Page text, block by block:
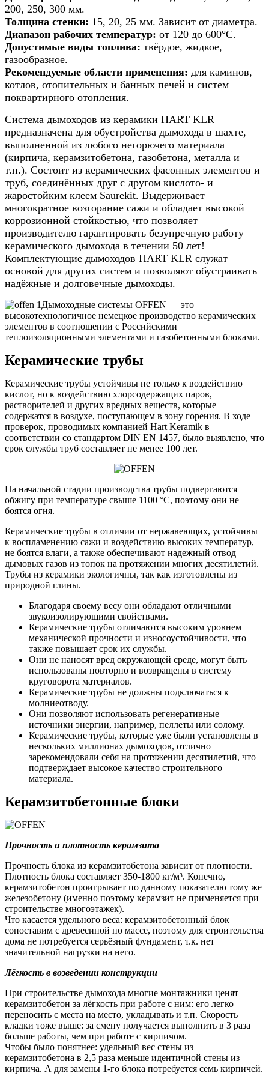
h
11м
200, 250, 300 мм.
Толщина стенки: 15, 20, 25 мм. Зависит от диаметра.
Диапазон рабочих температур: от 120 до 600°С.
Допустимые виды топлива: твёрдое, жидкое,
газообразное.
Рекомендуемые области применения: для каминов,
котлов, отопительных и банных печей и систем
поквартирного отопления.
Система дымоходов из керамики HART KLR
предназначена для обустройства дымохода в шахте,
выполненной из любого негорючего материала
(кирпича, керамзитобетона, газобетона, металла и
т.п.). Состоит из керамических фасонных элементов и
труб, соединённых друг с другом кислото- и
жаростойким клеем Saurekit. Выдерживает
многократное возгорание сажи и обладает высокой
коррозионной стойкостью, что позволяет
производителю гарантировать безупречную работу
керамического дымохода в течении 50 лет!
Комплектующие дымоходов HART KLR служат
основой для других систем и позволяют обустраивать
надёжные и долговечные дымоходы.
Дымоходные системы OFFEN — это
высокотехнологичное немецкое производство керамических
элементов в соотношении с Российскими
теплоизоляционными элементами и газобетонными блоками.
Керамические трубы
Керамические трубы устойчивы не только к воздействию
кислот, но к воздействию хлорсодержащих паров,
растворителей и других вредных веществ, которые
содержатся в воздухе, поступающем в зону горения. В ходе
проверок, проводимых компанией Hart Keramik в
соответствии со стандартом DIN EN 1457, было выявлено, что
срок службы труб составляет не менее 100 лет.
На начальной стадии производства трубы подвергаются
обжигу при температуре свыше 1100 °C, поэтому они не
боятся огня.
Керамические трубы в отличии от нержавеющих, устойчивы
к воспламенению сажи и воздействию высоких температур,
не боятся влаги, а также обеспечивают надежный отвод
дымовых газов из топок на протяжении многих десятилетий.
Трубы из керамики экологичны, так как изготовлены из
природной глины.
Благодаря своему весу они обладают отличными
звукоизолирующими свойствами.
Керамические трубы отличаются высоким уровнем
механической прочности и износоустойчивости, что
также повышает срок их службы.
Они не наносят вред окружающей среде, могут быть
использованы повторно и возвращены в систему
круговорота материалов.
Керамические трубы не должны подключаться к
молниеотводу.
Они позволяют использовать регенеративные
источники энергии, например, пеллеты или солому.
Керамические трубы, которые уже были установлены в
нескольких миллионах дымоходов, отлично
зарекомендовали себя на протяжении десятилетий, что
подтверждает высокое качество строительного
материала.
Керамзитобетонные блоки
Прочность и плотность керамзита
Прочность блока из керамзитобетона зависит от плотности.
Плотность блока составляет 350-1800 кг/м³. Конечно,
керамзитобетон проигрывает по данному показателю тому же
железобетону (именно поэтому керамзит не применяется при
строительстве многоэтажек).
Что касается удельного веса: керамзитобетонный блок
сопоставим с древесиной по массе, поэтому для строительства
дома не потребуется серьёзный фундамент, т.к. нет
значительной нагрузки на него.
Лёгкость в возведении конструкции
При строительстве дымохода многие монтажники ценят
керамзитобетон за лёгкость при работе с ним: его легко
переносить с места на место, укладывать и т.п. Скорость
кладки тоже выше: за смену получается выполнить в 3 раза
больше работы, чем при работе с кирпичом.
Чтобы было понятнее: удельный вес стены из
керамзитобетона в 2,5 раза меньше идентичной стены из
кирпича. А для замены 1-го блока потребуется семь кирпичей.